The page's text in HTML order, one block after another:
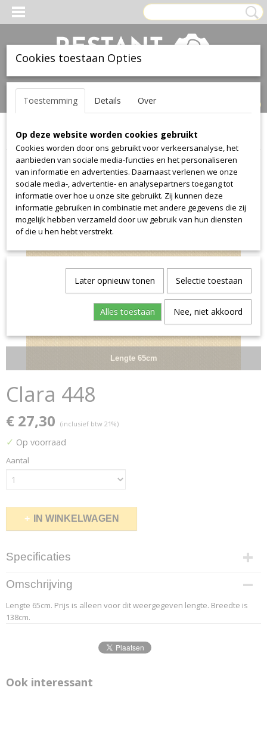
Inloggen Registreren
(0)
Home >Stof>Kvadrat>Clara >Clara 448
Lengte 65cm
Clara 448
€ 27,30 (inclusief btw 21%)
✓ Op voorraad
Aantal
IN WINKELWAGEN
Specificaties
Productcode leverancier
6.2
Afmetingen (l,b,h)
65 x 138 x 0 cm
Omschrijving
Lengte 65cm. Prijs is alleen voor dit weergegeven lengte. Breedte is
138cm.
Ook interessant
Cookies toestaan Opties
Toestemming Details Over
Op deze website worden cookies gebruikt
Cookies worden door ons gebruikt voor verkeersanalyse, het
aanbieden van sociale media-functies en het personaliseren
van informatie en advertenties. Daarnaast verlenen we onze
sociale media-, advertentie- en analysepartners toegang tot
informatie over hoe u onze site gebruikt. Zij kunnen deze
informatie gebruiken in combinatie met andere gegevens die zij
mogelijk hebben verzameld door uw gebruik van hun diensten
of die u hen hebt verstrekt.
Later opnieuw tonen Selectie toestaan
Alles toestaan Nee, niet akkoord